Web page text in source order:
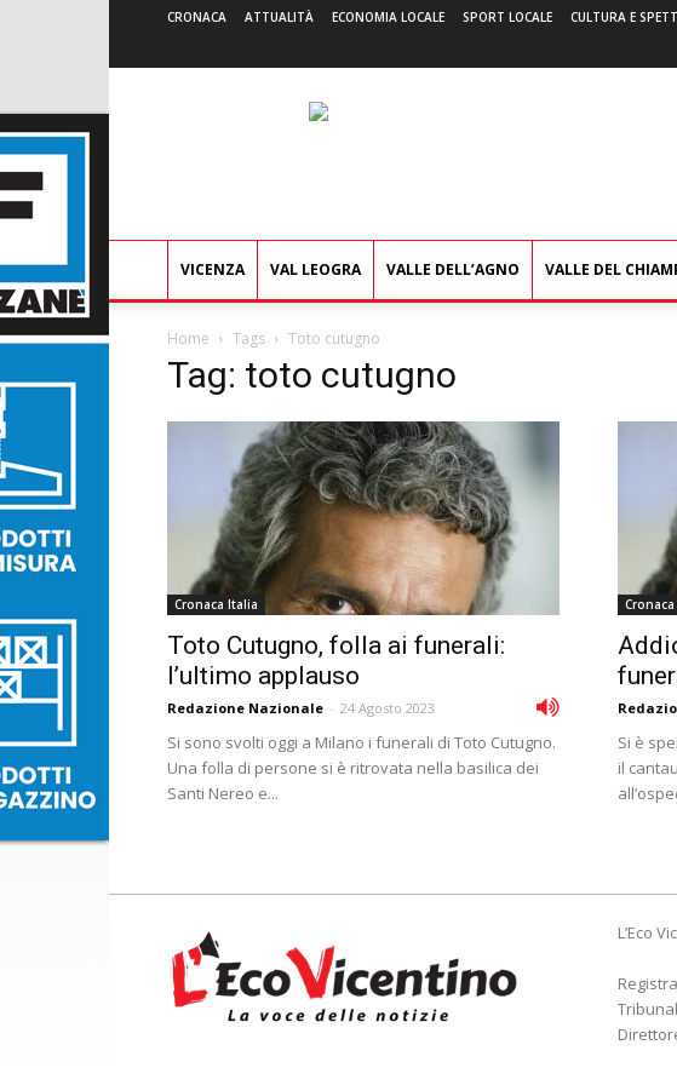
CRONACA ATTUALITÀ ECONOMIA LOCALE SPORT LOCALE CULTURA E
VICENZA VAL LEOGRA VALLE DELL’AGNO VALLE DEL
Home Tags Toto cutugno
Tag: toto cutugno
Cronaca Italia
Toto Cutugno, folla ai funerali:
l’ultimo applauso
Redazione Nazionale - 24 Agosto 2023
Si sono svolti oggi a Milano i funerali di Toto Cutugno.
Una folla di persone si è ritrovata nella basilica dei
Santi Nereo e...
Si è
il
L’Eco